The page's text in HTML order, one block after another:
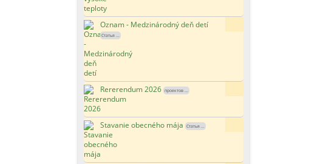
Oznam - Medzinárodný deň detí
Статья ...
Rererendum 2026 проектов ...
Stavanie obecného mája Статья ...